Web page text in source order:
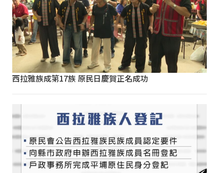
西拉雅族成第17族 原民日慶賀正名成功